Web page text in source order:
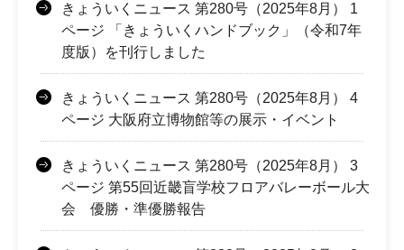
きょういくニュース 第280号（2025年8月） 1
ページ 「きょういくハンドブック」（令和7年
度版）を刊行しました
きょういくニュース 第280号（2025年8月） 4
ページ 大阪府立博物館等の展示・イベント
きょういくニュース 第280号（2025年8月） 3
ページ 第55回近畿盲学校フロアバレーボール大
会 優勝・準優勝報告